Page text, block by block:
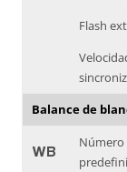
Flash
Balance de
9
Número